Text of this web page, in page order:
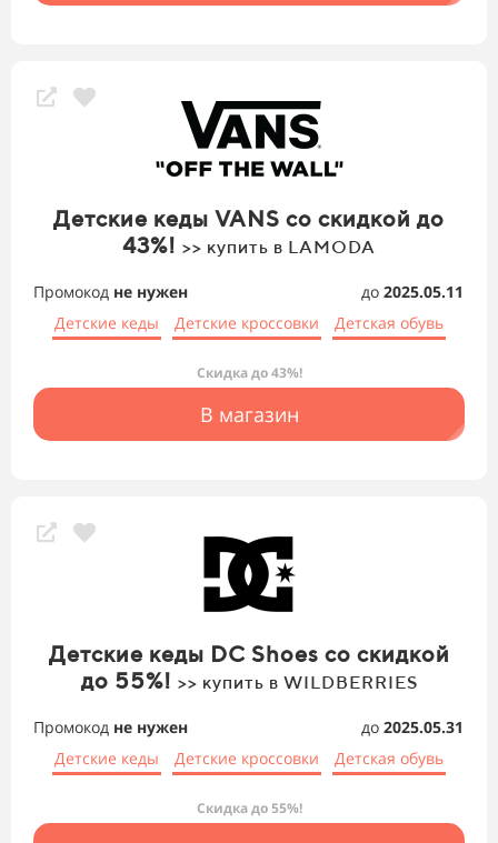
Детские кеды VANS со скидкой до
43%! >> купить в LAMODA
Промокод не нужен до 2025.05.11
Детские кеды
Детские кроссовки Детская обувь
Скидка до 43%!
В магазин
Детские кеды DC Shoes со скидкой
до 55%! >> купить в WILDBERRIES
Промокод не нужен до 2025.05.31
Детские кеды
Детские кроссовки Детская обувь
Скидка до 55%!